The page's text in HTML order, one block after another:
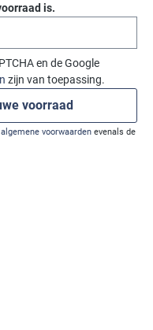
is.
en de Google
zijn van toepassing.
voorraad
algemene voorwaarden evenals de